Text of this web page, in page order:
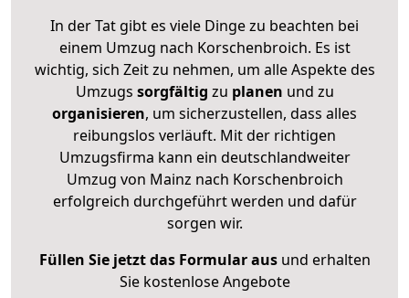
In der Tat gibt es viele Dinge zu beachten bei
einem Umzug nach Korschenbroich. Es ist
wichtig, sich Zeit zu nehmen, um alle Aspekte des
Umzugs sorgfältig zu planen und zu
organisieren, um sicherzustellen, dass alles
reibungslos verläuft. Mit der richtigen
Umzugsfirma kann ein deutschlandweiter
Umzug von Mainz nach Korschenbroich
erfolgreich durchgeführt werden und dafür
sorgen wir.
Füllen Sie jetzt das Formular ausund erhalten
Sie kostenlose Angebote